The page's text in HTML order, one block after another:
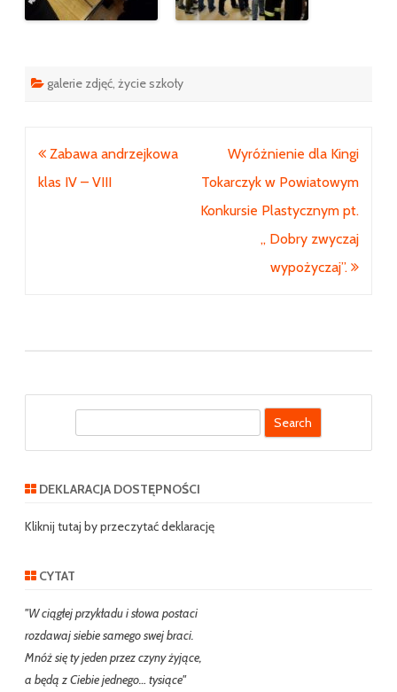
galerie zdjęć życie szkoły
Nawigacja
wpisu
Zabawa andrzejkowa
klas IV – VIII
Wyróżnienie dla Kingi
Tokarczyk w Powiatowym
Konkursie Plastycznym pt.
„ Dobry zwyczaj
wypożyczaj”.
r
h
DEKLARACJA DOSTĘPNOŚCI
Kliknij tutaj by przeczytać deklarację
CYTAT
"W ciągłej przykładu i słowa postaci
rozdawaj siebie samego swej braci.
Mnóż się ty jeden przez czyny żyjące,
a będą z Ciebie jednego… tysiące"